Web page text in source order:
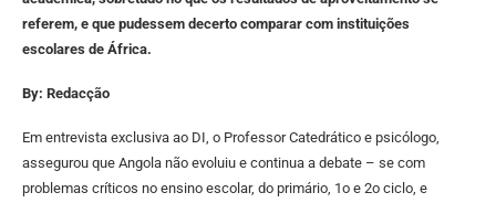
referem, e que pudessem decerto comparar com instituições
escolares de África.
By: Redacção
Em entrevista exclusiva ao DI, o Professor Catedrático e psicólogo,
assegurou que Angola não evoluiu e continua a debate – se com
problemas críticos no ensino escolar, do primário, 1o e 2o ciclo, e